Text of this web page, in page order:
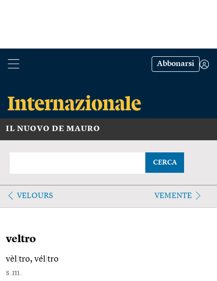
Abbonarsi
IL NUOVO DE MAURO
CERCA
VELOURS VEMENTE
veltro
vèl tro, vél tro
s.m.